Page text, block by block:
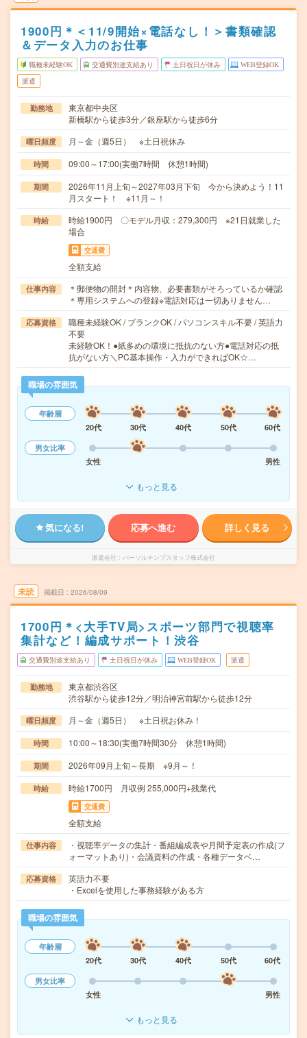
1900円＊＜11/9開始×電話なし！＞書類確認
＆データ入力のお仕事
職種未経験OK 交通費別途支給あり 土日祝日が休み WEB登録OK
派遣
勤務地
東京都中央区
新橋駅から徒歩3分／銀座駅から徒歩6分
曜日頻度 月～金（週5日） ※土日祝休み
時間 09:00～17:00(実働7時間 休憩1時間)
期間
2026年11月上旬～2027年03月下旬 今から決めよう！11
月スタート！ ※11月～！
時給
時給1900円 〇モデル月収：279,300円 ※21日就業した
場合
交通費
全額支給
仕事内容
＊郵便物の開封＊内容物、必要書類がそろっているか確認
＊専用システムへの登録※電話対応は一切ありません…
応募資格
職種未経験OK / ブランクOK / パソコンスキル不要 / 英語力
不要
未経験OK！●紙多めの環境に抵抗のない方●電話対応の抵
抗がない方＼PC基本操作・入力ができればOK☆…
職場の雰囲気
年齢層
20代
30代 40代 50代
60代
男女比率
女性
男性
もっと見る
気になる! 応募へ進む 詳しく見る
派遣会社 パーソルテンプスタッフ株式会社
未読 掲載日 2026/08/09
1700円＊<大手TV局>スポーツ部門で視聴率
集計など！編成サポート！渋谷
交通費別途支給あり 土日祝日が休み WEB登録OK 派遣
勤務地
東京都渋谷区
渋谷駅から徒歩12分／明治神宮前駅から徒歩12分
曜日頻度 月～金（週5日） ※土日祝お休み！
時間 10:00～18:30(実働7時間30分 休憩1時間)
期間 2026年09月上旬～長期 ※9月～！
時給 時給1700円 月収例 255,000円+残業代
交通費
全額支給
仕事内容
・視聴率データの集計・番組編成表や月間予定表の作成(フ
ォーマットあり)・会議資料の作成・各種データベ…
応募資格
英語力不要
・Excelを使用した事務経験がある方
職場の雰囲気
年齢層
20代
30代 40代 50代
60代
男女比率
女性
男性
もっと見る